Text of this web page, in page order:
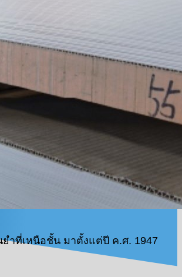
ำที่เหนือชั้น มาตั้งแต่ปี ค.ศ. 1947